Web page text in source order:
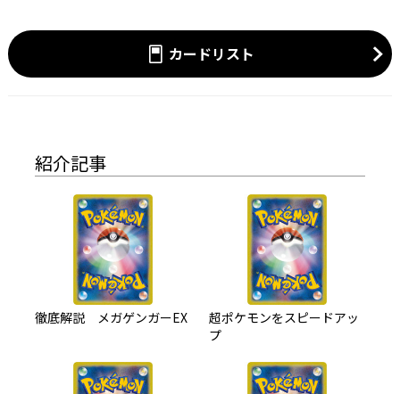
カードリスト
紹介記事
徹底解説 メガゲンガーEX
超ポケモンをスピードアッ
プ